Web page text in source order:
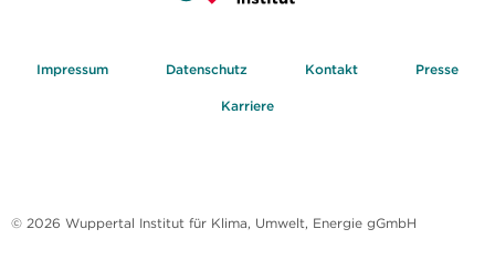
Impressum Datenschutz Kontakt Presse
Karriere
© 2026 Wuppertal Institut für Klima, Umwelt, Energie gGmbH